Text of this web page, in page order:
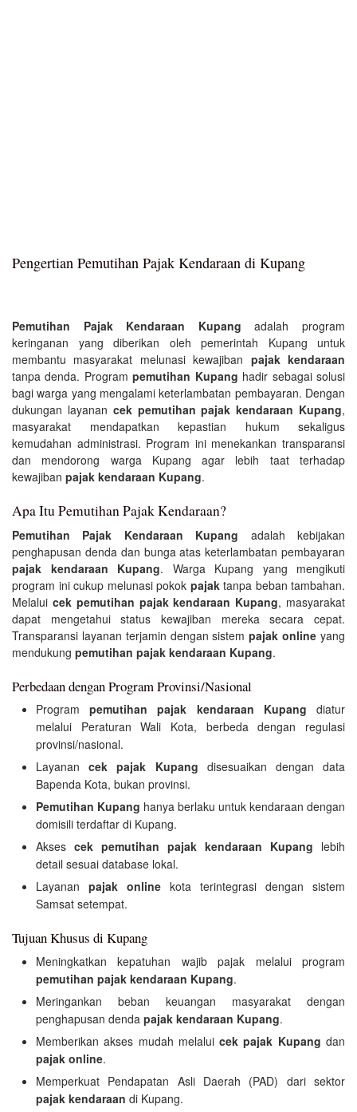
Pengertian Pemutihan Pajak Kendaraan di Kupang
Pemutihan Pajak Kendaraan Kupang adalah program
keringanan yang diberikan oleh pemerintah Kupang untuk
membantu masyarakat melunasi kewajiban pajak kendaraan
tanpa denda. Programpemutihan Kupang hadir sebagai solusi
bagi warga yang mengalami keterlambatan pembayaran. Dengan
dukungan layanan cek pemutihan pajak kendaraan Kupang,
masyarakat mendapatkan kepastian hukum sekaligus
kemudahan administrasi. Program ini menekankan transparansi
dan mendorong warga Kupang agar lebih taat terhadap
kewajiban pajak kendaraan Kupang.
Apa Itu Pemutihan Pajak Kendaraan?
Pemutihan Pajak Kendaraan Kupang adalah kebijakan
penghapusan denda dan bunga atas keterlambatan pembayaran
pajak kendaraan Kupang. Warga Kupang yang mengikuti
program ini cukup melunasi pokok pajaktanpa beban tambahan.
Melalui cek pemutihan pajak kendaraan Kupang, masyarakat
dapat mengetahui status kewajiban mereka secara cepat.
Transparansi layanan terjamin dengan sistempajak online yang
mendukung pemutihan pajak kendaraan Kupang.
Perbedaan dengan Program Provinsi/Nasional
Programpemutihan pajak kendaraan Kupang diatur
melalui Peraturan Wali Kota, berbeda dengan regulasi
provinsi/nasional.
Layanancek pajak Kupang disesuaikan dengan data
Bapenda Kota, bukan provinsi.
Pemutihan Kupang hanya berlaku untuk kendaraan dengan
domisili terdaftar di Kupang.
Akses cek pemutihan pajak kendaraan Kupang lebih
detail sesuai database lokal.
Layanan pajak online kota terintegrasi dengan sistem
Samsat setempat.
Tujuan Khusus di Kupang
Meningkatkan kepatuhan wajib pajak melalui program
pemutihan pajak kendaraan Kupang.
Meringankan beban keuangan masyarakat dengan
penghapusan denda pajak kendaraan Kupang.
Memberikan akses mudah melaluicek pajak Kupang dan
pajak online.
Memperkuat Pendapatan Asli Daerah (PAD) dari sektor
pajak kendaraan di Kupang.